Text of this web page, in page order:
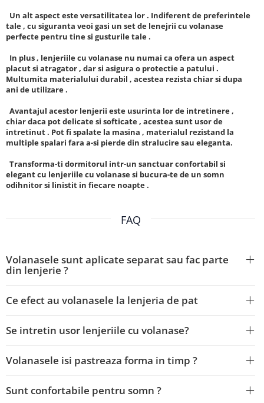
Un alt aspect este versatilitatea lor . Indiferent de preferintele
tale , cu siguranta veoi gasi un set de lenejrii cu volanase
perfecte pentru tine si gusturile tale .
In plus , lenjeriile cu volanase nu numai ca ofera un aspect
placut si atragator , dar si asigura o protectie a patului .
Multumita materialului durabil , acestea rezista chiar si dupa
ani de utilizare .
Avantajul acestor lenjerii este usurinta lor de intretinere ,
chiar daca pot delicate si softicate , acestea sunt usor de
intretinut . Pot fi spalate la masina , materialul rezistand la
multiple spalari fara a-si pierde din stralucire sau eleganta.
Transforma-ti dormitorul intr-un sanctuar confortabil si
elegant cu lenjeriile cu volanase si bucura-te de un somn
odihnitor si linistit in fiecare noapte .
FAQ
Volanasele sunt aplicate separat sau fac parte
din lenjerie ?
Ce efect au volanasele la lenjeria de pat
Se intretin usor lenjeriile cu volanase?
Volanasele isi pastreaza forma in timp ?
Sunt confortabile pentru somn ?